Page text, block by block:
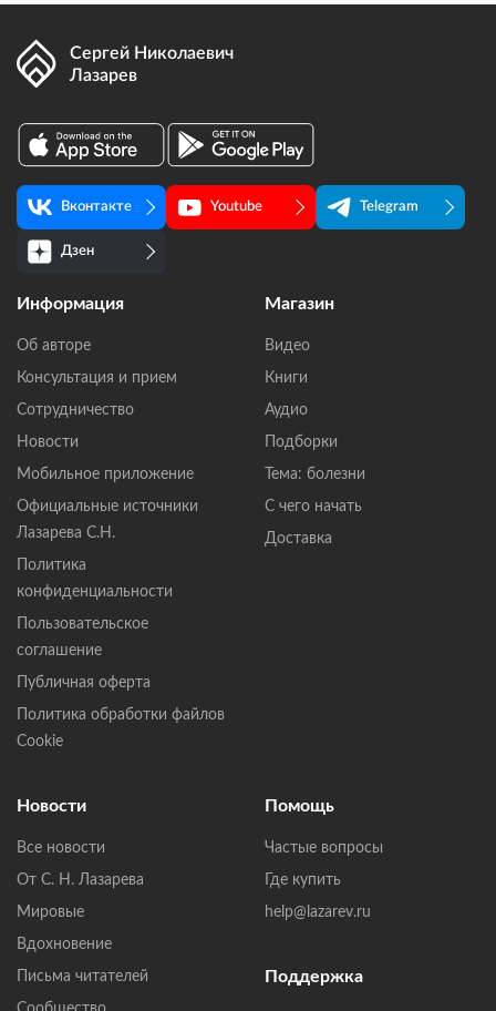
Сергей Николаевич
Лазарев
Вконтакте Youtube Telegram
Дзен
Информация
Об авторе
Консультация и прием
Сотрудничество
Новости
Мобильное приложение
Официальные источники
Лазарева С.Н.
Политика
конфиденциальности
Пользовательское
соглашение
Публичная оферта
Политика обработки файлов
Cookie
Магазин
Видео
Книги
Аудио
Подборки
Тема: болезни
С чего начать
Доставка
Новости
Все новости
От С. Н. Лазарева
Мировые
Вдохновение
Письма читателей
Помощь
Частые вопросы
Где купить
help@lazarev.ru
Поддержка